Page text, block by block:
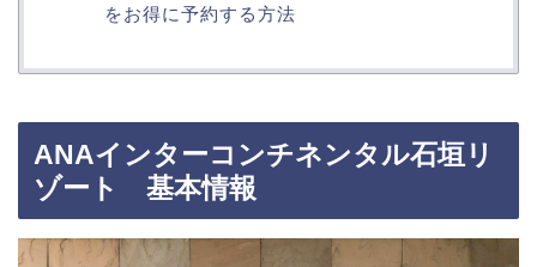
をお得に予約する方法
ANAインターコンチネンタル石垣リ
ゾート 基本情報